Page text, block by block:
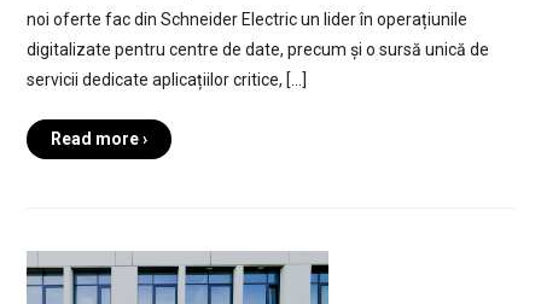
noi oferte fac din Schneider Electric un lider în operațiunile
digitalizate pentru centre de date, precum și o sursă unică de
servicii dedicate aplicațiilor critice, […]
Read more ›